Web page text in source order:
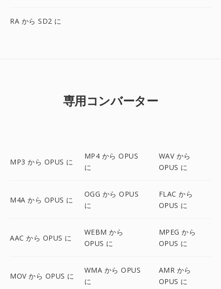
RA から SD2 に
専用コンバーター
MP3 から OPUS に
MP4 から OPUS
に
WAV から
OPUS に
M4A から OPUS に
OGG から OPUS
に
FLAC から
OPUS に
AAC から OPUS に
WEBM から
OPUS に
MPEG から
OPUS に
MOV から OPUS に
WMA から OPUS
に
AMR から
OPUS に